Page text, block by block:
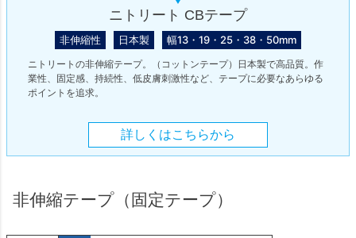
ニトリート CBテープ
非伸縮性 日本製 幅13・19・25・38・50mm
ニトリートの非伸縮テープ。（コットンテープ）日本製で高品質。作
業性、固定感、持続性、低皮膚刺激性など、テープに必要なあらゆる
ポイントを追求。
詳しくはこちらから
非伸縮テープ（固定テープ）